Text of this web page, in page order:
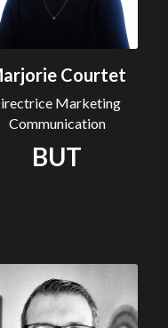
Courtet
Marketing
Communication
BUT